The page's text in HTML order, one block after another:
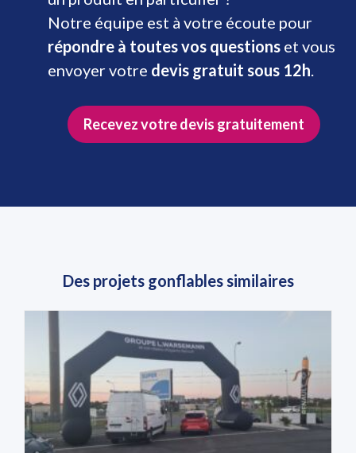
Notre équipe est à votre écoute pour
répondre à toutes vos questions et vous
envoyer votre devis gratuit sous 12h.
Recevez votre devis gratuitement
Des projets gonflables similaires